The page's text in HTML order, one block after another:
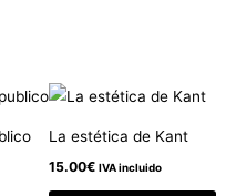
La estética de Kant
15.00€ IVA incluido